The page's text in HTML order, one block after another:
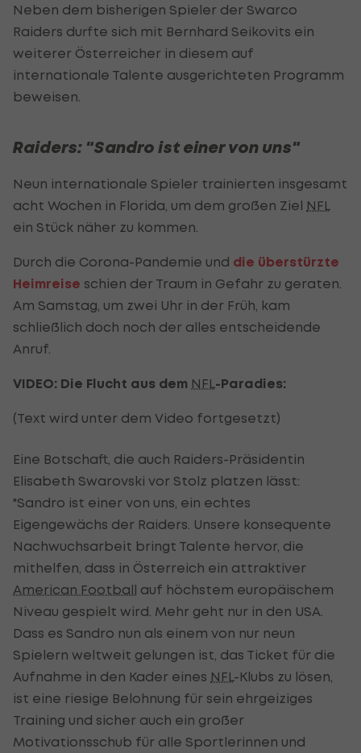
Neben dem bisherigen Spieler der Swarco
Raiders durfte sich mit Bernhard Seikovits ein
weiterer Österreicher in diesem auf
internationale Talente ausgerichteten Programm
beweisen.
Raiders: "Sandro ist einer von uns"
Neun internationale Spieler trainierten insgesamt
acht Wochen in Florida, um dem großen Ziel NFL
ein Stück näher zu kommen.
Durch die Corona-Pandemie und die überstürzte
Heimreise schien der Traum in Gefahr zu geraten.
Am Samstag, um zwei Uhr in der Früh, kam
schließlich doch noch der alles entscheidende
Anruf.
VIDEO: Die Flucht aus dem NFL -Paradies:
(Text wird unter dem Video fortgesetzt)
Eine Botschaft, die auch Raiders-Präsidentin
Elisabeth Swarovski vor Stolz platzen lässt:
"Sandro ist einer von uns, ein echtes
Eigengewächs der Raiders. Unsere konsequente
Nachwuchsarbeit bringt Talente hervor, die
mithelfen, dass in Österreich ein attraktiver
American Football auf höchstem europäischem
Niveau gespielt wird. Mehr geht nur in den USA.
Dass es Sandro nun als einem von nur neun
Spielern weltweit gelungen ist, das Ticket für die
Aufnahme in den Kader eines NFL -Klubs zu lösen,
ist eine riesige Belohnung für sein ehrgeiziges
Training und sicher auch ein großer
Motivationsschub für alle Sportlerinnen und